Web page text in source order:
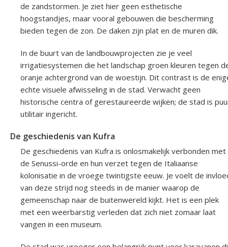
de zandstormen. Je ziet hier geen esthetische
hoogstandjes, maar vooral gebouwen die bescherming
bieden tegen de zon. De daken zijn plat en de muren dik.
In de buurt van de landbouwprojecten zie je veel
irrigatiesystemen die het landschap groen kleuren tegen
oranje achtergrond van de woestijn. Dit contrast is de
echte visuele afwisseling in de stad. Verwacht geen
historische centra of gerestaureerde wijken; de stad is
utilitair ingericht.
De geschiedenis van Kufra
De geschiedenis van Kufra is onlosmakelijk verbonden met
de Senussi-orde en hun verzet tegen de Italiaanse
kolonisatie in de vroege twintigste eeuw. Je voelt de
van deze strijd nog steeds in de manier waarop de
gemeenschap naar de buitenwereld kijkt. Het is een plek
met een weerbarstig verleden dat zich niet zomaar laat
vangen in een museum.